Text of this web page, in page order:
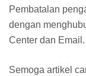
Pembatalan
dengan
Center dan Email.
Semoga artikel